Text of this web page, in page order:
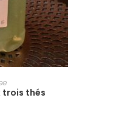
trois thés